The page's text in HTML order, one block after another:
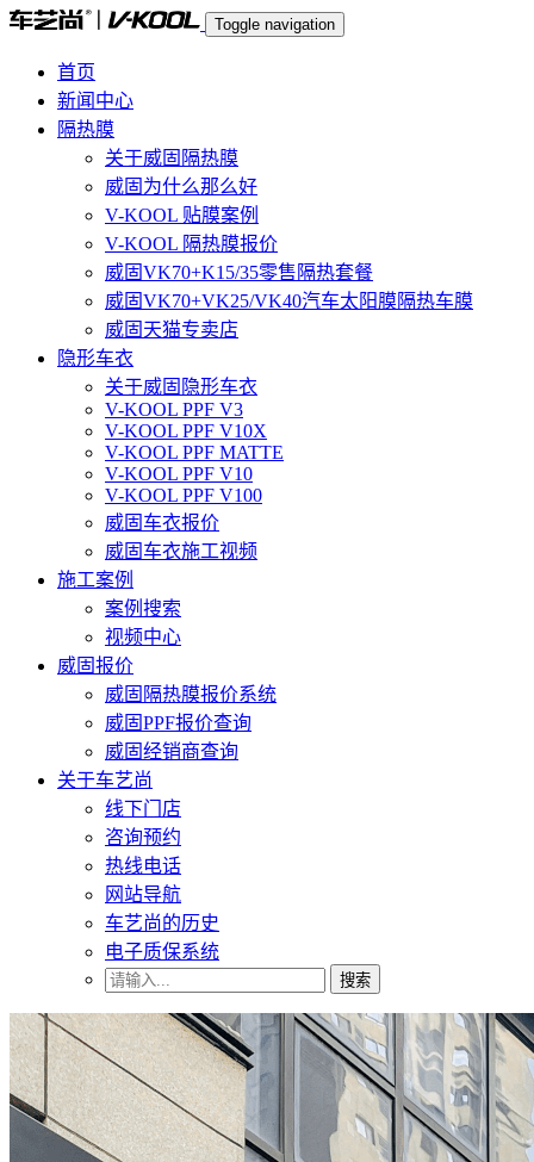
Toggle navigation
首页
新闻中心
隔热膜
关于威固隔热膜
威固为什么那么好
V-KOOL 贴膜案例
V-KOOL 隔热膜报价
威固VK70+K15/35零售隔热套餐
威固VK70+VK25/VK40汽车太阳膜隔热车膜
威固天猫专卖店
隐形车衣
关于威固隐形车衣
V-KOOL PPF V3
V-KOOL PPF V10X
V-KOOL PPF MATTE
V-KOOL PPF V10
V-KOOL PPF V100
威固车衣报价
威固车衣施工视频
施工案例
案例搜索
视频中心
威固报价
威固隔热膜报价系统
威固PPF报价查询
威固经销商查询
关于车艺尚
线下门店
咨询预约
热线电话
网站导航
车艺尚的历史
电子质保系统
搜索